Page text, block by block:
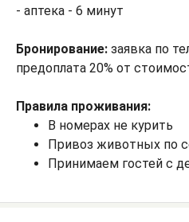
- аптека - 6 минут
Бронирование: заявка по
предоплата 20% от
Правила проживания:
В номерах не курить
Привоз животных по
Принимаем гостей с